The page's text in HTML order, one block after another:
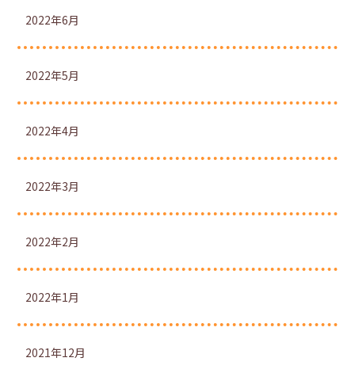
2022年6月
2022年5月
2022年4月
2022年3月
2022年2月
2022年1月
2021年12月